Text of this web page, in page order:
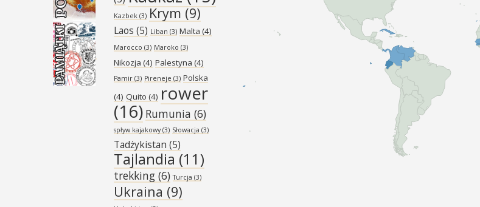
Kazbek (3) Krym(9)
Laos (5) Liban (3) Malta (4)
Marocco (3) Maroko (3)
Nikozja (4) Palestyna (4)
Pamir (3) Pireneje (3) Polska
(4) Quito (4) rower
(16) Rumunia (6)
spływ kajakowy(3) Słowacja (3)
Tadżykistan (5)
Tajlandia (11)
trekking (6) Turcja (3)
Ukraina (9)